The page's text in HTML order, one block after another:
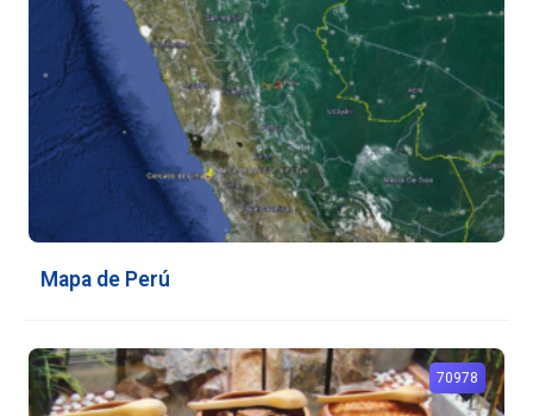
Mapa de Perú
70978